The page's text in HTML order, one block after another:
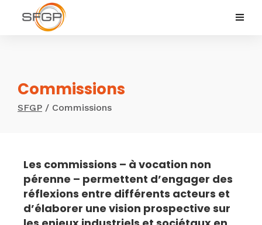
Commissions
SFGP / Commissions
Les commissions – à vocation non
pérenne – permettent d’engager des
réflexions entre différents acteurs et
d’élaborer une vision prospective sur